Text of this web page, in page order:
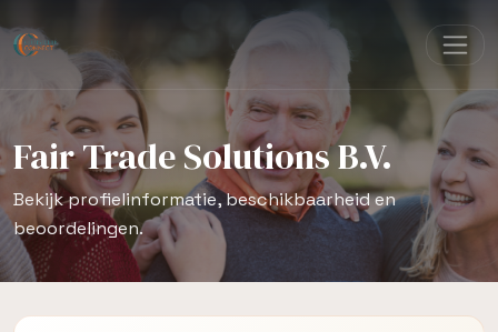
Fair Trade Solutions B.V.
Bekijk profielinformatie, beschikbaarheid en
beoordelingen.